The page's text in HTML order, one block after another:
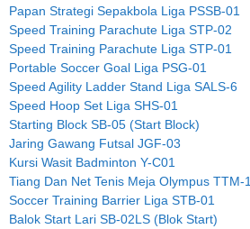
Papan Strategi Sepakbola Liga PSSB-01
Speed Training Parachute Liga STP-02
Speed Training Parachute Liga STP-01
Portable Soccer Goal Liga PSG-01
Speed Agility Ladder Stand Liga SALS-6
Speed Hoop Set Liga SHS-01
Starting Block SB-05 (Start Block)
Jaring Gawang Futsal JGF-03
Kursi Wasit Badminton Y-C01
Tiang Dan Net Tenis Meja Olympus TTM-1
Soccer Training Barrier Liga STB-01
Balok Start Lari SB-02LS (Blok Start)